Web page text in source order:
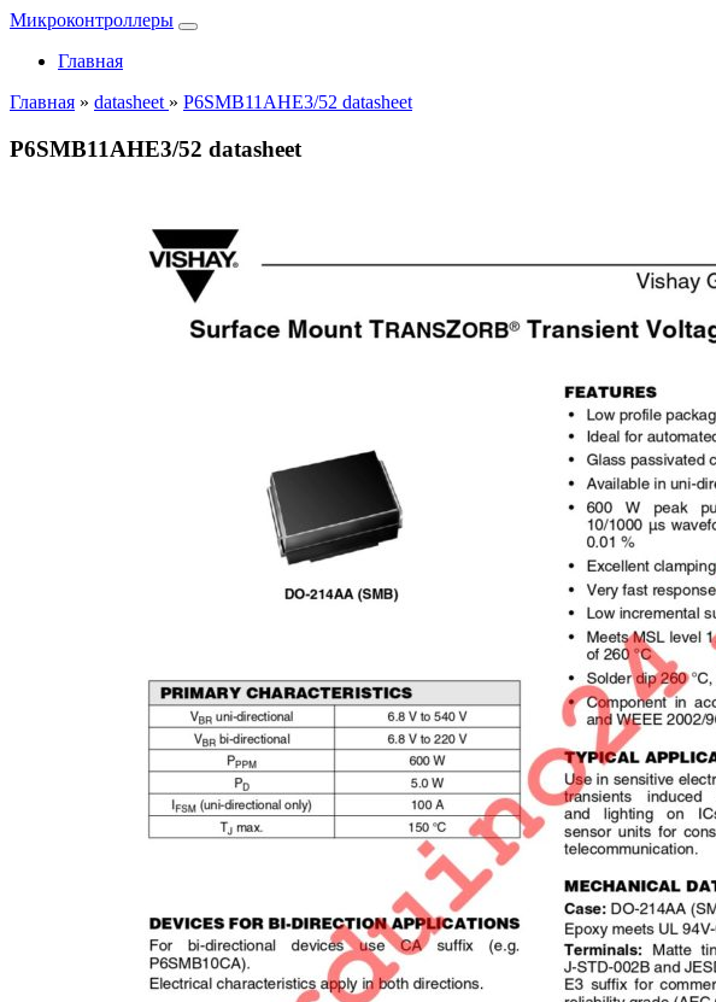
Микроконтроллеры
Главная
Главная » datasheet » P6SMB11AHE3/52 datasheet
P6SMB11AHE3/52 datasheet